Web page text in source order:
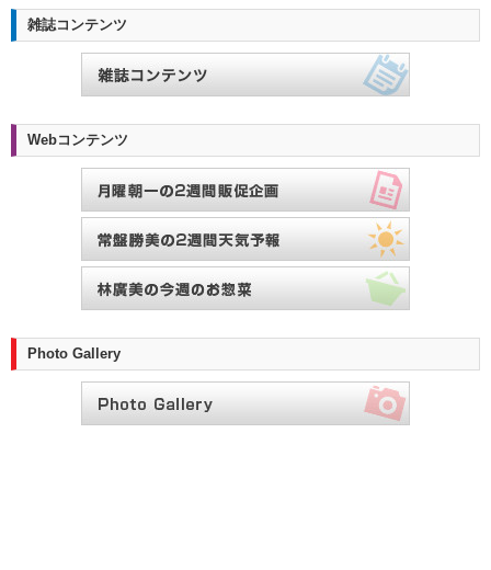
雑誌コンテンツ
Webコンテンツ
Photo Gallery